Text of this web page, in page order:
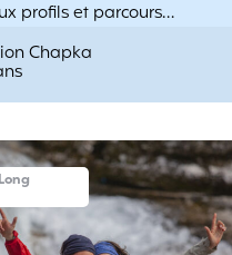
profils et parcours…
Chapka